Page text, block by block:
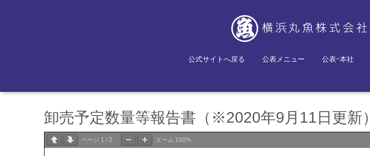
公式サイトへ戻る 公表メニュー 公表ｰ本社
卸売予定数量等報告書（※2020年9月11日更新）
ページ 1 / 2 ズーム 100%